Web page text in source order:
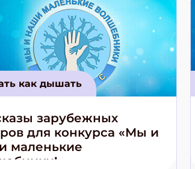
как дышать
зарубежных
для конкурса «Мы и
маленькие